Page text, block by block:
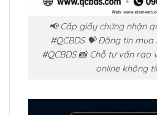
📢 Cấp giấy chứng nhận
#QCBDS 💝 Đăng tin
#QCBDS 📸 Chỗ tư vấn
online không